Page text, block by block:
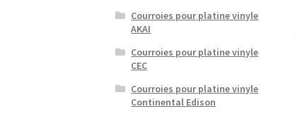
Courroies pour platine vinyle
AKAI
Courroies pour platine vinyle
CEC
Courroies pour platine vinyle
Continental Edison